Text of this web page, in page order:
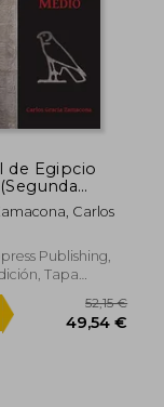
de Egipcio
Carlos
Publishing,
Tapa